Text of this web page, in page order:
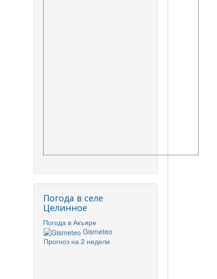
Погода в селе
Целинное
Погода в Акъяре
Gismeteo
Прогноз на 2 недели